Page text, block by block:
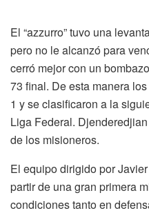
El “azzurro” tuvo una
pero no le alcanzó para
cerró mejor con un
73 final. De esta manera
1 y se clasificaron a la
Liga Federal.
de los misioneros.
El equipo dirigido por
partir de una gran primera
condiciones tanto en